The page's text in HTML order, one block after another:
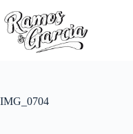
IMG_0704